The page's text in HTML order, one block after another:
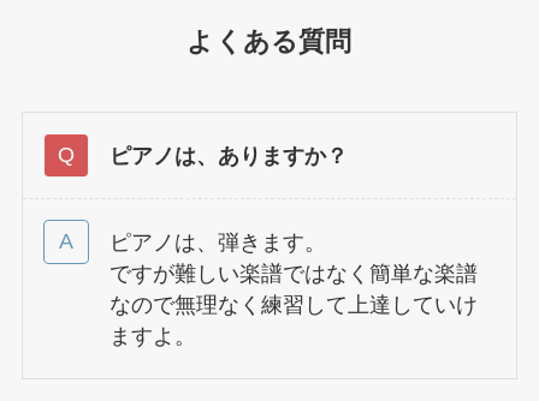
よくある質問
ピアノは、ありますか？
ピアノは、弾きます。
ですが難しい楽譜ではなく簡単な楽譜
なので無理なく練習して上達していけ
ますよ。